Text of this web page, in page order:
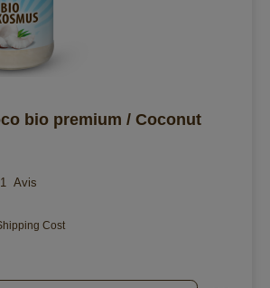
bio premium / Coconut
Avis
Cost